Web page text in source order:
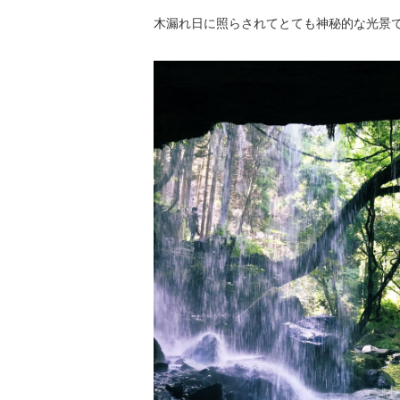
木漏れ日に照らされてとても神秘的な光景